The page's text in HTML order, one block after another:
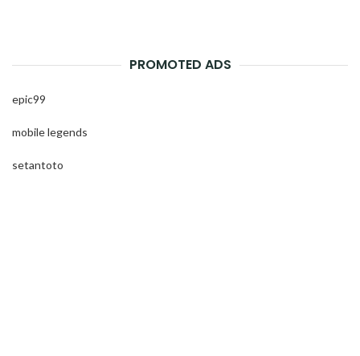
PROMOTED ADS
epic99
mobile legends
setantoto